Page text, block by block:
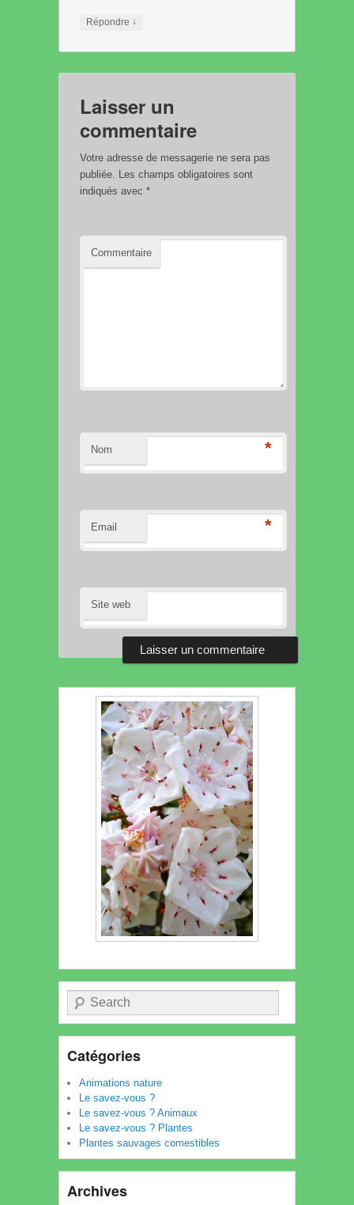
Répondre ↓
Laisser un
commentaire
Votre adresse de messagerie ne sera pas
publiée. Les champs obligatoires sont
indiqués avec *
Commentaire
Nom *
Email *
Site web
Recherche
Catégories
Animations nature
Le savez-vous ?
Le savez-vous ? Animaux
Le savez-vous ? Plantes
Plantes sauvages comestibles
Archives